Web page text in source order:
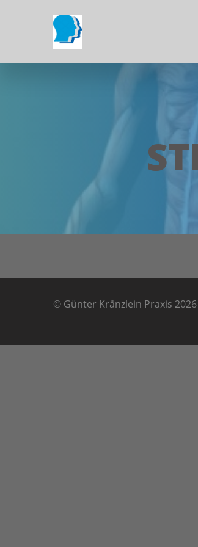
© Günter Kränzlein Praxis 2026